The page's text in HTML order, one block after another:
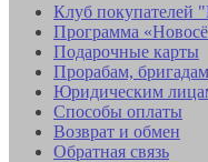
Клуб покупателей
Программа
Подарочные карты
Прорабам, бригадам
Юридическим
Способы оплаты
Возврат и обмен
Обратная связь